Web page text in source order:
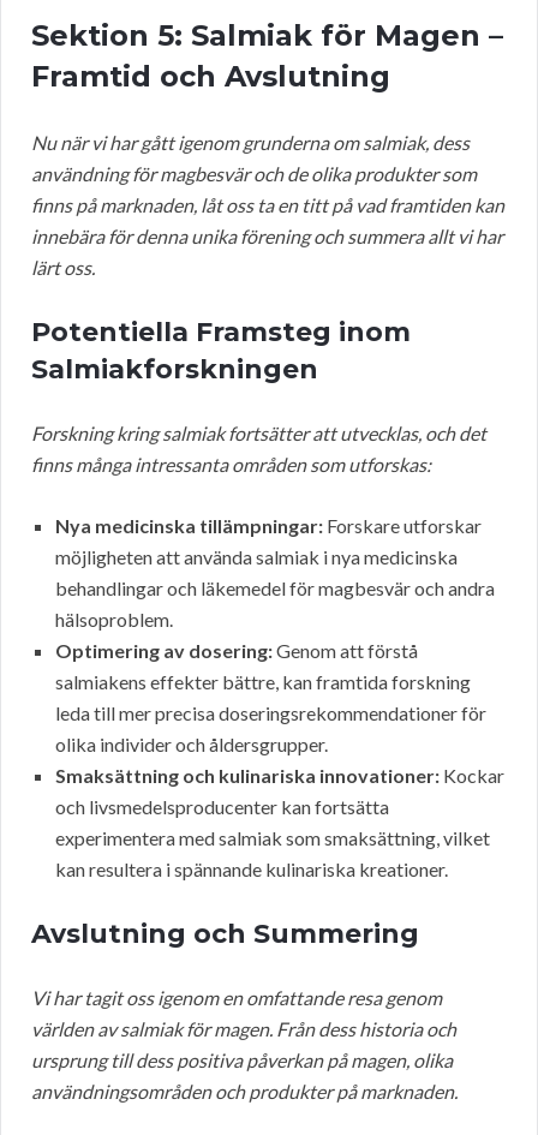
Sektion 5: Salmiak för Magen –
Framtid och Avslutning
Nu när vi har gått igenom grunderna om salmiak, dess
användning för magbesvär och de olika produkter som
finns på marknaden, låt oss ta en titt på vad framtiden kan
innebära för denna unika förening och summera allt vi har
lärt oss.
Potentiella Framsteg inom
Salmiakforskningen
Forskning kring salmiak fortsätter att utvecklas, och det
finns många intressanta områden som utforskas:
Nya medicinska tillämpningar: Forskare utforskar
möjligheten att använda salmiak i nya medicinska
behandlingar och läkemedel för magbesvär och andra
hälsoproblem.
Optimering av dosering:Genom att förstå
salmiakens effekter bättre, kan framtida forskning
leda till mer precisa doseringsrekommendationer för
olika individer och åldersgrupper.
Smaksättning och kulinariska innovationer: Kockar
och livsmedelsproducenter kan fortsätta
experimentera med salmiak som smaksättning, vilket
kan resultera i spännande kulinariska kreationer.
Avslutning och Summering
Vi har tagit oss igenom en omfattande resa genom
världen av salmiak för magen. Från dess historia och
ursprung till dess positiva påverkan på magen, olika
användningsområden och produkter på marknaden.